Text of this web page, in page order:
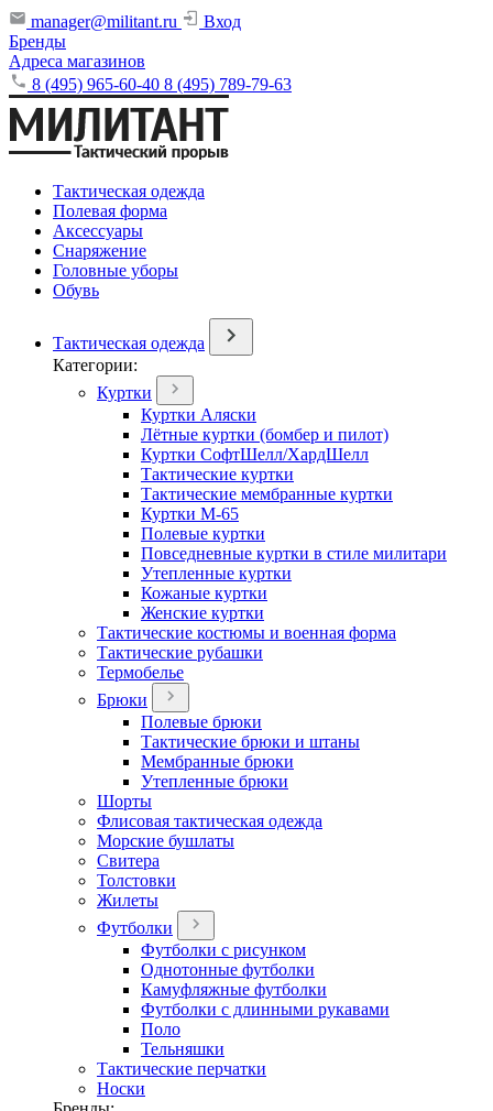
manager@militant.ru
Вход
Бренды
Адреса магазинов
8 (495) 965-60-40 8 (495) 789-79-63
Тактическая одежда
Полевая форма
Аксессуары
Снаряжение
Головные уборы
Обувь
Тактическая одежда
Категории:
Куртки
Куртки Аляски
Лётные куртки (бомбер и пилот)
Куртки СофтШелл/ХардШелл
Тактические куртки
Тактические мембранные куртки
Куртки М-65
Полевые куртки
Повседневные куртки в стиле милитари
Утепленные куртки
Кожаные куртки
Женские куртки
Тактические костюмы и военная форма
Тактические рубашки
Термобелье
Брюки
Полевые брюки
Тактические брюки и штаны
Мембранные брюки
Утепленные брюки
Шорты
Флисовая тактическая одежда
Морские бушлаты
Свитера
Толстовки
Жилеты
Футболки
Футболки с рисунком
Однотонные футболки
Камуфляжные футболки
Футболки с длинными рукавами
Поло
Тельняшки
Тактические перчатки
Носки